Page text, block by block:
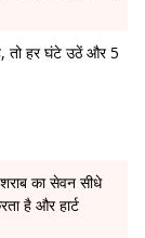
तो हर घंटे उठें और 5
का सेवन सीधे
है और हार्ट